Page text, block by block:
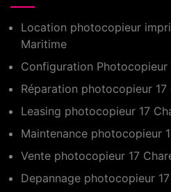
Location photocopieur
Maritime
Configuration Photocopieur
Réparation photocopieur
Leasing photocopieur 17
Maintenance photocopieur
Vente photocopieur 17
Depannage photocopieur